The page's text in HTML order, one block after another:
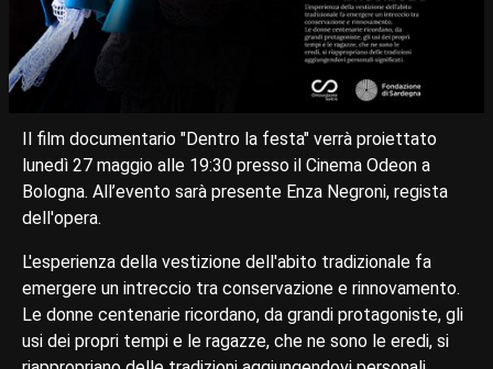
Il film documentario "Dentro la festa" verrà proiettato
lunedì 27 maggio alle 19:30 presso il Cinema Odeon a
Bologna. All’evento sarà presente Enza Negroni, regista
dell'opera.
L'esperienza della vestizione dell'abito tradizionale fa
emergere un intreccio tra conservazione e rinnovamento.
Le donne centenarie ricordano, da grandi protagoniste, gli
usi dei propri tempi e le ragazze, che ne sono le eredi, si